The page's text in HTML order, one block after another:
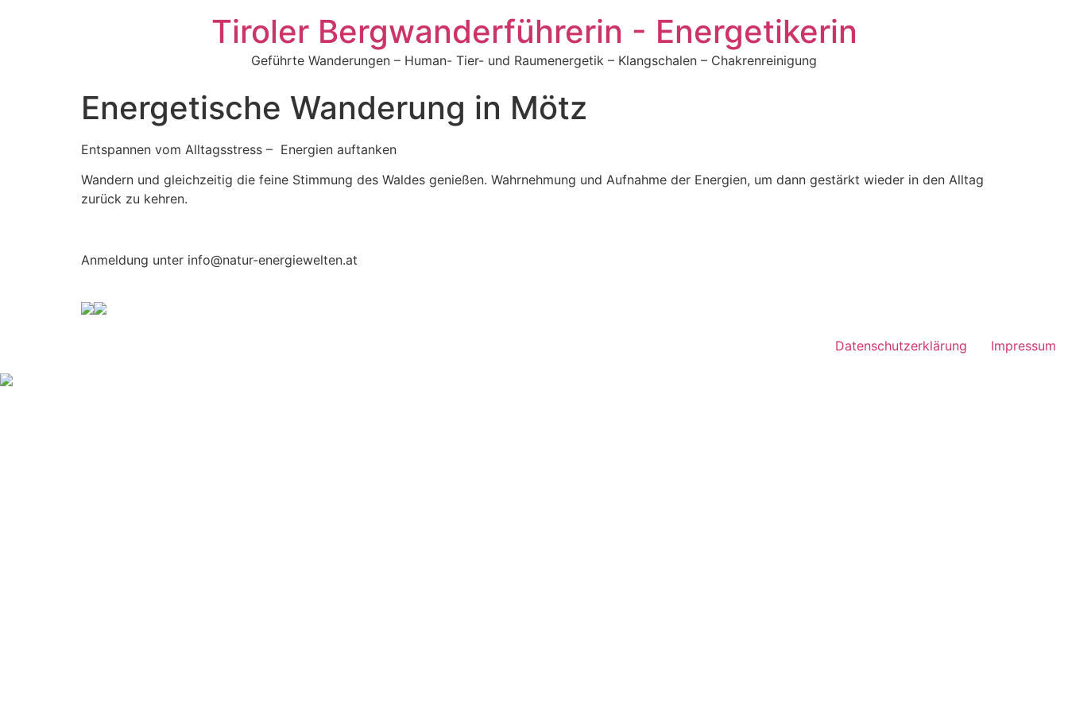
Tiroler Bergwanderführerin - Energetikerin
Geführte Wanderungen – Human- Tier- und Raumenergetik – Klangschalen – Chakrenreinigung
Energetische Wanderung in Mötz
Entspannen vom Alltagsstress – Energien auftanken
Wandern und gleichzeitig die feine Stimmung des Waldes genießen. Wahrnehmung und Aufnahme der Energien, um dann gestärkt wieder in den Alltag
zurück zu kehren.
Anmeldung unter info@natur-energiewelten.at
Datenschutzerklärung Impressum